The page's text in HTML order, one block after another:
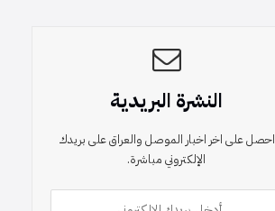
النشرة البريدية
احصل على اخر اخبار الموصل والعراق على بريدك
الإلكتروني مباشرة.